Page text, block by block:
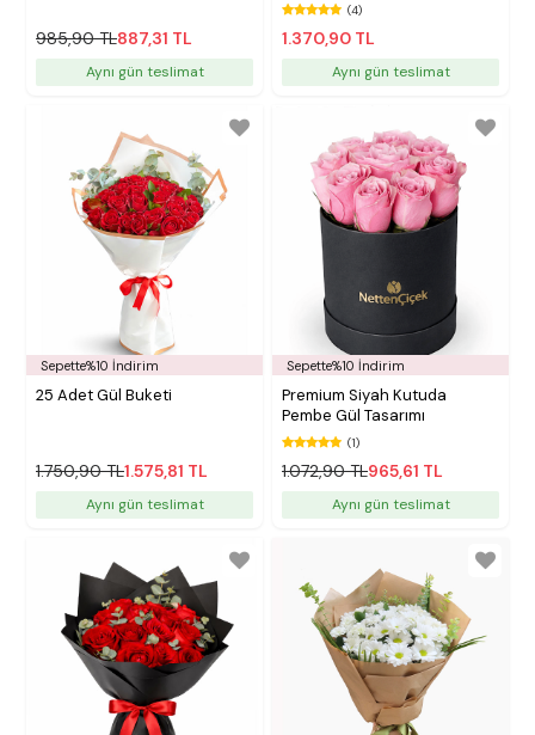
985,90 TL887,31 TL
Aynı gün teslimat
(4)
1.370,90 TL
Aynı gün teslimat
Sepette%10 İndirim
25 Adet Gül Buketi
1.750,90 TL1.575,81 TL
Aynı gün teslimat
Sepette%10 İndirim
Premium Siyah Kutuda
Pembe Gül Tasarımı
(1)
1.072,90 TL965,61 TL
Aynı gün teslimat